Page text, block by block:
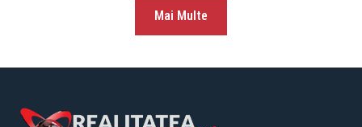
Mai Multe